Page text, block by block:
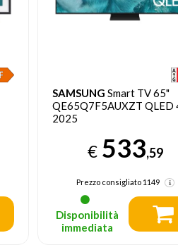
SAMSUNG Smart TV 65"
QE65Q7F5AUXZT QLED
2025
€ 533,59
Prezzo consigliato1149
Disponibilità
immediata